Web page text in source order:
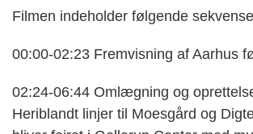
Filmen indeholder følgende
00:00-02:23 Fremvisning af Aarhus
02:24-06:44 Omlægning og
Heriblandt linjer til Moesgård og